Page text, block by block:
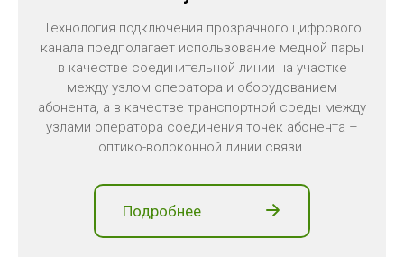
Технология подключения прозрачного цифрового
канала предполагает использование медной пары
в качестве соединительной линии на участке
между узлом оператора и оборудованием
абонента, а в качестве транспортной среды между
узлами оператора соединения точек абонента –
оптико-волоконной линии связи.
Подробнее